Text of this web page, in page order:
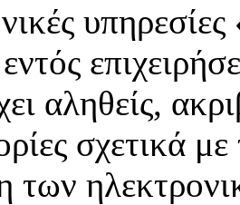
αληθείς,
σχετικά
των